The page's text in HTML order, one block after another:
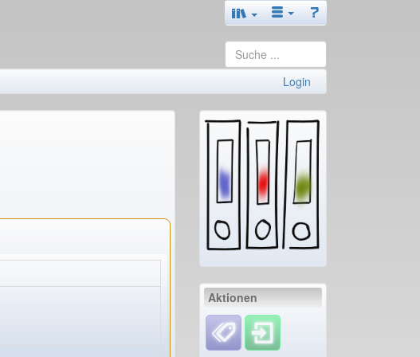
Login
Aktionen